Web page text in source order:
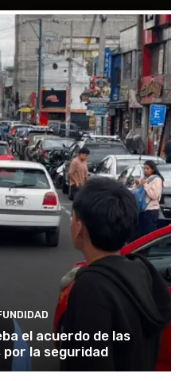
el acuerdo de las
la seguridad